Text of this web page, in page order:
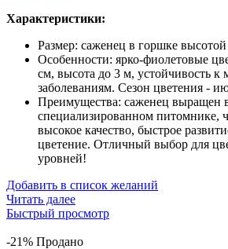
составляла
950 ₽.
Характеристики:
Размер: саженец в горшке
Особенности: ярко-фиолетовые
см, высота до 3 м, устойчивость к
заболеваниям. Сезон цветения -
Преимущества: саженец выращен
специализированном питомнике,
высокое качество, быстрое
цветение. Отличный выбор для
уровней!
Добавить в список желаний
Читать далее
Быстрый просмотр
-21% Продано